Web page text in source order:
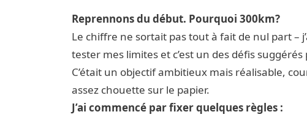
Reprennons du début. Pourquoi 300km?
Le chiffre ne sortait pas tout à fait de nul part –
tester mes limites et c’est un des défis suggérés
C’était un objectif ambitieux mais réalisable,
assez chouette sur le papier.
J’ai commencé par fixer quelques règles :